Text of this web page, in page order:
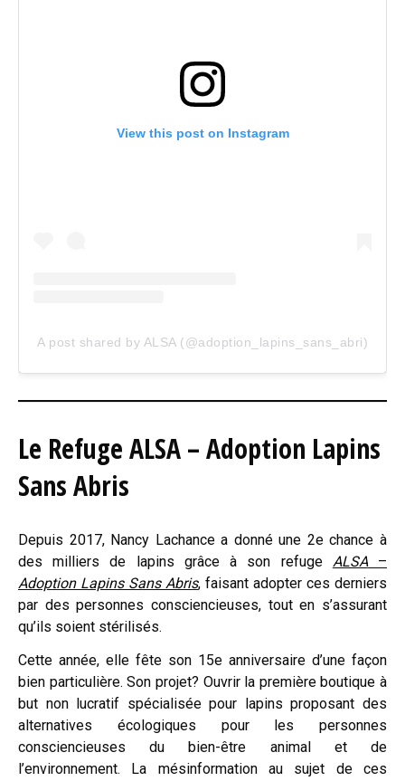
View this post on Instagram
A post shared by ALSA (@adoption_lapins_sans_abri)
Le Refuge ALSA – Adoption Lapins
Sans Abris
Depuis 2017, Nancy Lachance a donné une 2e chance à
des milliers de lapins grâce à son refuge ALSA–
Adoption Lapins Sans Abris, faisant adopter ces derniers
par des personnes consciencieuses, tout en s’assurant
qu’ils soient stérilisés.
Cette année, elle fête son 15e anniversaire d’une façon
bien particulière. Son projet? Ouvrir la première boutique à
but non lucratif spécialisée pour lapins proposant des
alternatives écologiques pour les personnes
consciencieuses du bien-être animal et de
l’environnement. La mésinformation au sujet de ces